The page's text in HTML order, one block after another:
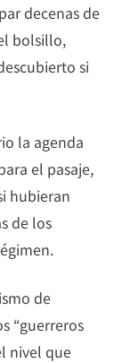
decenas de
bolsillo,
si
la agenda
el pasaje,
hubieran
de los
de
“guerreros
nivel que